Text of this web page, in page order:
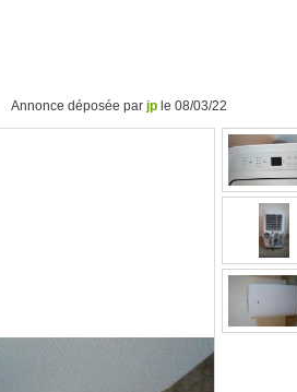
Annonce déposée par jp le 08/03/22